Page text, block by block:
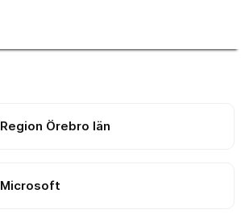
Region Örebro län
Microsoft